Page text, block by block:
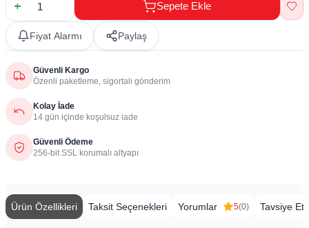
Sepete Ekle
Fiyat Alarmı Paylaş
Güvenli Kargo
Özenli paketleme, sigortalı gönderim
Kolay İade
14 gün içinde koşulsuz iade
Güvenli Ödeme
256-bit SSL korumalı altyapı
Ürün Özellikleri Taksit Seçenekleri Yorumlar 5(0) Tavsiye Et